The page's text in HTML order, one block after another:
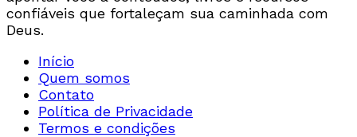
confiáveis que fortaleçam sua caminhada com
Deus.
Início
Quem somos
Contato
Política de Privacidade
Termos e condições